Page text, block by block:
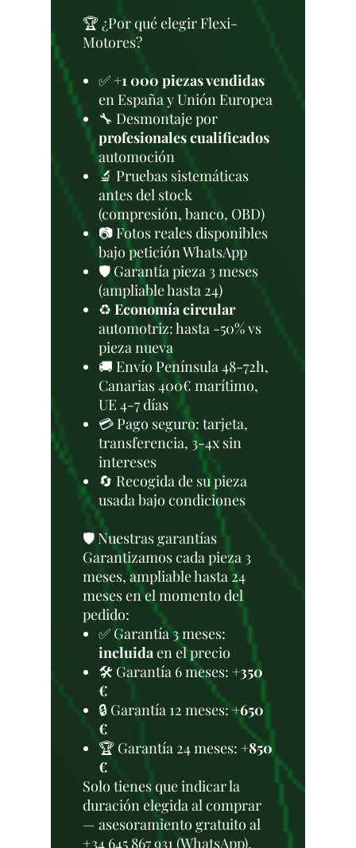
🏆 ¿Por qué elegir Flexi-
Motores?
✅+1 000 piezas vendidas
en España y Unión Europea
🔧 Desmontaje por
profesionales cualificados
automoción
🔬 Pruebas sistemáticas
antes del stock
(compresión, banco, OBD)
📷 Fotos reales disponibles
bajo petición WhatsApp
🛡️ Garantía pieza 3 meses
(ampliable hasta 24)
♻️ Economía circular
automotriz: hasta -50% vs
pieza nueva
🚚 Envío Península 48-72h,
Canarias 400€ marítimo,
UE 4-7 días
💳 Pago seguro: tarjeta,
transferencia, 3-4x sin
intereses
🔄 Recogida de su pieza
usada bajo condiciones
🛡️ Nuestras garantías
Garantizamos cada pieza 3
meses, ampliable hasta 24
meses en el momento del
pedido:
✅ Garantía 3 meses:
incluidaen el precio
🛠️ Garantía 6 meses: +350
€
🔒 Garantía 12 meses:+650
€
🏆 Garantía 24 meses: +850
€
Solo tienes que indicar la
duración elegida al comprar
— asesoramiento gratuito al
+34 645 867 931 (WhatsApp).